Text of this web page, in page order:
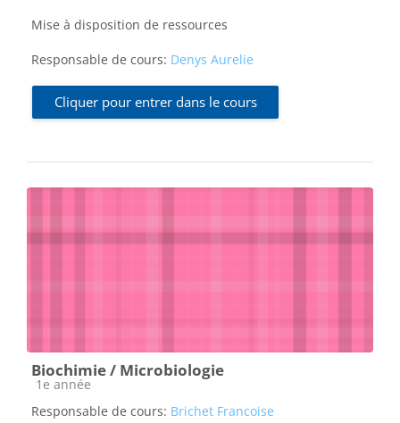
Mise à disposition de ressources
Responsable de cours: Denys Aurelie
Cliquer pour entrer dans le cours
Biochimie / Microbiologie
Catégorie de cours
1e année
Responsable de cours: Brichet Francoise